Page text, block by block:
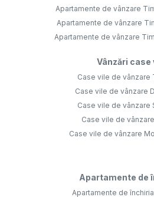
Apartamente de vânzare
Apartamente de vânzare
Apartamente de vânzare
Vânzări case
Case vile de vânzare
Case vile de vânzare
Case vile de vânzare
Case vile de
Case vile de vânzare
Apartamente de
Apartamente de